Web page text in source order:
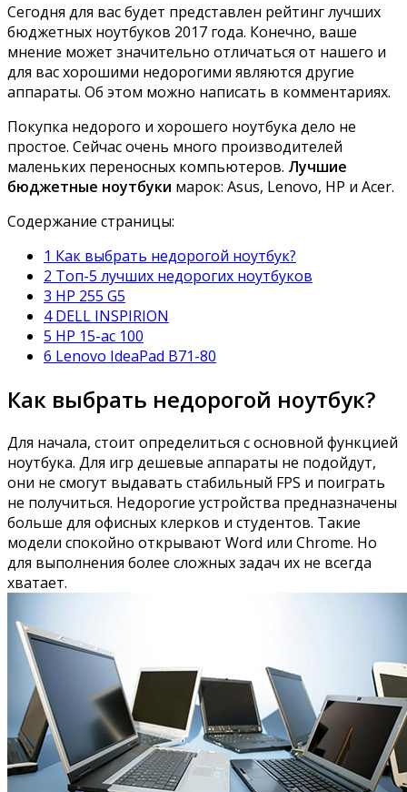
Сегодня для вас будет представлен рейтинг лучших
бюджетных ноутбуков 2017 года. Конечно, ваше
мнение может значительно отличаться от нашего и
для вас хорошими недорогими являются другие
аппараты. Об этом можно написать в комментариях.
Покупка недорого и хорошего ноутбука дело не
простое. Сейчас очень много производителей
маленьких переносных компьютеров. Лучшие
бюджетные ноутбуки марок: Asus, Lenovo, HP и Acer.
Содержание страницы:
1 Как выбрать недорогой ноутбук?
2 Топ-5 лучших недорогих ноутбуков
3 HP 255 G5
4 DELL INSPIRION
5 HP 15-ac 100
6 Lenovo IdeaPad B71-80
Как выбрать недорогой ноутбук?
Для начала, стоит определиться с основной функцией
ноутбука. Для игр дешевые аппараты не подойдут,
они не смогут выдавать стабильный FPS и поиграть
не получиться. Недорогие устройства предназначены
больше для офисных клерков и студентов. Такие
модели спокойно открывают Word или Chrome. Но
для выполнения более сложных задач их не всегда
хватает.